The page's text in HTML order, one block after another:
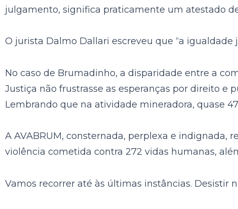
julgamento, significa praticamente um atestado
O jurista Dalmo Dallari escreveu que “a
No caso de Brumadinho, a disparidade entre a
Justiça não frustrasse as esperanças por direito e
Lembrando que na atividade mineradora, quase
A AVABRUM, consternada, perplexa e indignada,
violência cometida contra 272 vidas humanas,
Vamos recorrer até às últimas instâncias. Desistir